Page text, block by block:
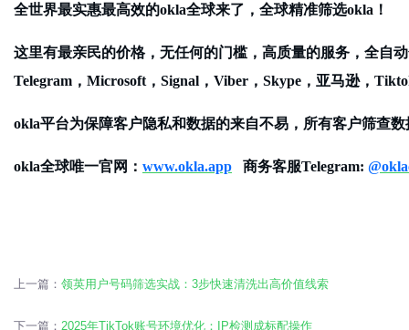
全世界最实惠最高效的okla全球来了，全球精准筛选okla！
这里有最亲民的价格，无任何的门槛，高质量的服务，全自
Telegram，Microsoft，Signal，Viber，Skype，亚马逊，
okla平台为保障客户隐私和数据的来自不易，所有客户筛查
okla全球唯一官网： www.okla.app 商务客服Telegram:
上一篇： 领英用户号码筛选实战：3步快速清洗出高价值线索
下一篇： 2025年TikTok账号环境优化：IP检测成标配操作